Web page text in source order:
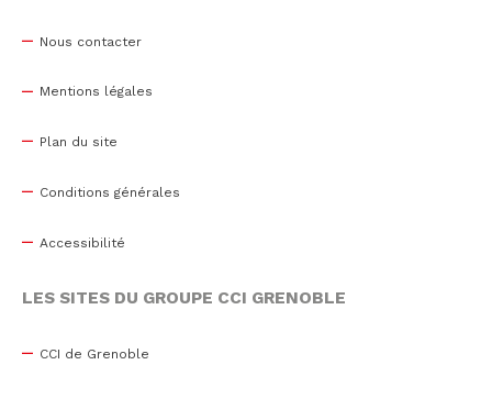
Nous contacter
Mentions légales
Plan du site
Conditions générales
Accessibilité
LES SITES DU GROUPE CCI GRENOBLE
CCI de Grenoble